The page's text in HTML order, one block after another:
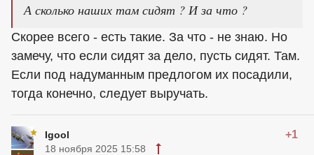
А сколько наших там сидят ? И за что ?
Скорее всего - есть такие. За что - не знаю. Но
замечу, что если сидят за дело, пусть сидят. Там.
Если под надуманным предлогом их посадили,
тогда конечно, следует выручать.
Igool +1
18 ноября 2025 15:58